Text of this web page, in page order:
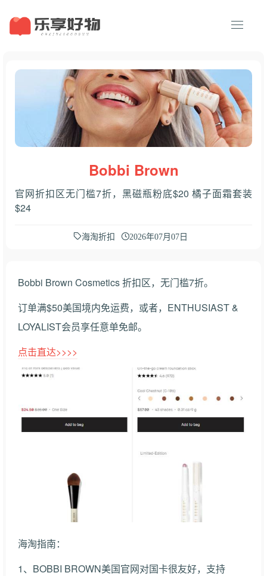
Bobbi Brown
官网折扣区无门槛7折，黑磁瓶粉底$20 橘子面霜套装
$24
海淘折扣 2026年07月07日
Bobbi Brown Cosmetics 折扣区，无门槛7折。
订单满$50美国境内免运费，或者，ENTHUSIAST &
LOYALIST会员享任意单免邮。
点击直达>>>>
海淘指南：
1、BOBBI BROWN美国官网对国卡很友好，支持